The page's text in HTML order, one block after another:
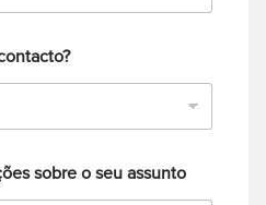
sobre o seu assunto